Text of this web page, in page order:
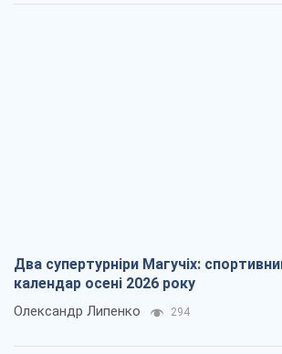
Два супертурніри Магучіх:
календар осені 2026 року
Олександр Липенко 294